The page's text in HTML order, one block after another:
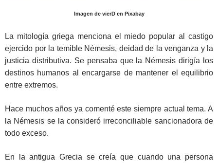
Imagen de vierD en Pixabay
La mitología griega menciona el miedo popular al castigo
ejercido por la temible Némesis, deidad de la venganza y la
justicia distributiva. Se pensaba que la Némesis dirigía los
destinos humanos al encargarse de mantener el equilibrio
entre extremos.
Hace muchos años ya comenté este siempre actual tema. A
la Némesis se la consideró irreconciliable sancionadora de
todo exceso.
En la antigua Grecia se creía que cuando una persona